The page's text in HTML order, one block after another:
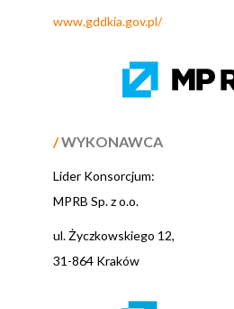
www.gddkia.gov.pl/
/WYKONAWCA
Lider Konsorcjum:
MPRB Sp. z o.o.
ul. Życzkowskiego 12,
31-864 Kraków